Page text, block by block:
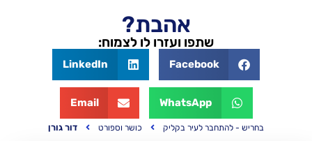
שתפו ועזרו לו לצמוח:
LinkedIn
Email
לעיר בקליק כושר וספורט דור גורן